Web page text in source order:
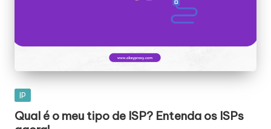
Publicado
IP
Qual é o meu tipo de ISP? Entenda os ISPs